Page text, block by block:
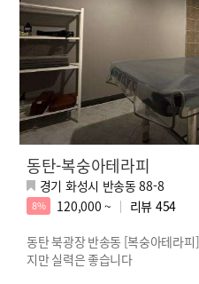
동탄-복숭아테라피
경기 화성시 반송동 88-8
8% 120,000 ~ 리뷰 454
동탄 북광장 반송동 [복숭아테라피
지만 실력은 좋습니다